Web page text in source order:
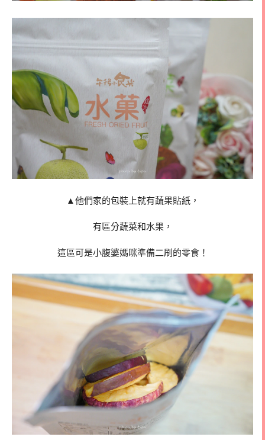
▲他們家的包裝上就有蔬果貼紙，
有區分蔬菜和水果，
這區可是小腹婆媽咪準備二刷的零食！